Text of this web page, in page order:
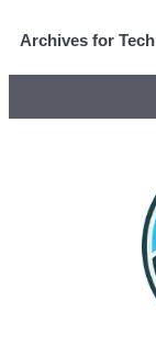
Archives for Tech